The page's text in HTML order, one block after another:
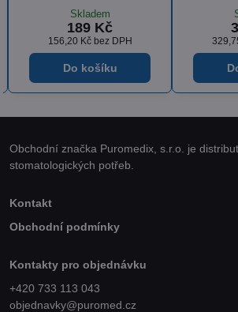
Skladem
399 Kč
329,75 Kčbez DPH
Do košíku
Obchodní značka Puromedix, s.r.o. je
stomatologických potřeb.
Kontakt
Obchodní podmínky
Kontakty pro objednávku
+420 733 113 043
objednavky@puromed.cz